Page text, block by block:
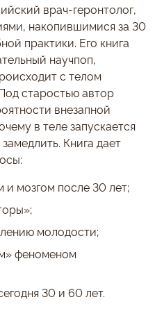
врач-геронтолог,
накопившимися за 30
практики. Его книга
научпоп,
с телом
старостью автор
внезапной
в теле запускается
Книга дает
и мозгом после 30 лет;
молодости;
феноменом
30 и 60 лет.